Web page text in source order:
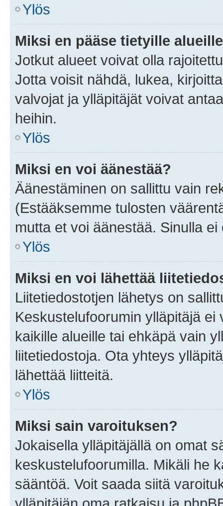
Ylös
Miksi en pääse tietyille
Jotkut alueet voivat olla
Jotta voisit nähdä, lukea,
valvojat ja ylläpitäjät voivat
heihin.
Ylös
Miksi en voi äänestää?
Äänestäminen on sallittu vain
(Estääksemme tulosten
mutta et voi äänestää. Sinulla
Ylös
Miksi en voi lähettää
Liitetiedostotjen lähetys on
Keskustelufoorumin ylläpitäjä
kaikille alueille tai ehkäpä vain
liitetiedostoja. Ota yhteys
lähettää liitteitä.
Ylös
Miksi sain varoituksen?
Jokaisella ylläpitäjällä on omat
keskustelufoorumilla. Mikäli he
sääntöä. Voit saada siitä